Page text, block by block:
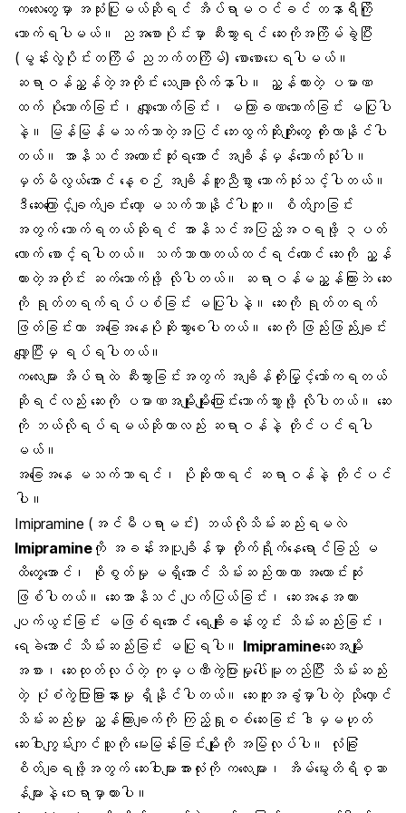
ကလေးတွေမှာ အသုံးပြုမယ်ဆိုရင် အိပ်ရာမဝင်ခင် တနာရီကြို
သောက်ရပါမယ်။ ညအစောပိုင်းမှာ ဆီးသွားရင် ဆေးကိုအကြိမ်ခွဲပြီး
(မွန်းလွဲပိုင်းတကြိမ် ညဘက်တကြိမ်) စောစောပေးရပါမယ်။
ဆရာဝန်ညွှန်တဲ့အတိုင်း သေချာလိုက်နာပါ။ ညွှန်ထားတဲ့ ပမာဏ
ထက် ပိုသောက်ခြင်း၊ လျှော့သောက်ခြင်း၊ မကြာခဏသောက်ခြင်း မပြုပါ
နဲ့။ မြန်မြန်မသက်သာတဲ့အပြင် ဘေးထွက်ဆိုးကျိုးတွေ တိုးလာနိုင်ပါ
တယ်။ အာနိသင်အကောင်းဆုံးရအောင် အချိန်မှန်သောက်သုံးပါ။
မှတ်မိလွယ်အောင် နေ့စဉ် အချိန်တူညီစွာ သောက်သုံးသင့်ပါတယ်။
ဒီဆေးကြောင့်ချက်ချင်းတော့ မသက်သာနိုင်ပါဘူး။ စိတ်ကျခြင်း
အတွက် သောက်ရတယ်ဆိုရင် အာနိသင်အပြည့်အဝရဖို့ ၃ပတ်
လောက် စောင့်ရပါတယ်။ သက်သာလာတယ်ထင်ရင်တောင် ဆေးကို ညွှန်
ထားတဲ့အတိုင်း ဆက်သောက်ဖို့ လိုပါတယ်။ ဆရာဝန်မညွှန်ကြားဘဲ ဆေး
ကို ရုတ်တရက်ရပ်ပစ်ခြင်း မပြုပါနဲ့။ ဆေးကို ရုတ်တရက်
ဖြတ်ခြင်းဟာ အခြေအနေပိုဆိုးသွားစေပါတယ်။ ဆေးကို ဖြည်းဖြည်းချင်း
လျှော့ပြီးမှ ရပ်ရပါတယ်။
ကလေးများ အိပ်ရာထဲ ဆီးသွားခြင်းအတွက် အချိန်တိုးမြှင့်သော်ကရတယ်
ဆိုရင်လည်း ဆေးကို ပမာဏအမျိုးမျိုးပြောင်းသောက်သွားဖို့ လိုပါတယ်။ ဆေး
ကို ဘယ်လိုရပ်ရမယ်ဆိုတာလည်း ဆရာဝန်နဲ့ တိုင်ပင်ရပါ
မယ်။
အခြေအနေ မသက်သာရင်၊ ပိုဆိုးလာရင် ဆရာဝန်နဲ့ တိုင်ပင်
ပါ။
Imipramine (အင်မီပရာမင်း) ဘယ်လိုသိမ်းဆည်းရမလဲ
Imipramineကို အခန်းအပူချိန်မှာ တိုက်ရိုက်နေရောင်ခြည် မ
ထိတွေ့အောင်၊ စိုစွတ်မှု မရှိအောင် သိမ်းဆည်းတာဟာ အကောင်းဆုံး
ဖြစ်ပါတယ်။ ဆေးအာနိသင် ပျက်ပြယ်ခြင်း၊ ဆေးအနေအထား
ပျက်ယွင်းခြင်း မဖြစ်ရအောင် ရေချိုးခန်းတွင်း သိမ်းဆည်းခြင်း၊
ရေခဲအောင် သိမ်းဆည်းခြင်း မပြုရပါ။ Imipramineဆေးအမျိုး
အစား၊ ဆေးထုတ်လုပ်တဲ့ ကုမ္ပဏီကွဲပြားမှုပေါ်မူတည်ပြီး သိမ်းဆည်း
တဲ့ ပုံစံကွဲပြားခြားနားမှု ရှိနိုင်ပါတယ်။ ဆေးဘူးအခွံမှာပါတဲ့ သိုလှောင်
သိမ်းဆည်းမှု ညွှန်ကြားချက်ကို ကြည့်ရှုစစ်ဆေးခြင်း ဒါမှမဟုတ်
ဆေးဝါးကျွမ်းကျင်သူကို မေးမြန်းခြင်းမျိုးကို အမြဲလုပ်ပါ။ လုံခြုံ
စိတ်ချရဖို့အတွက် ဆေးဝါးများအားလုံးကို ကလေးများ၊ အိမ်မွေးတိရိစ္ဆာ
န်များနဲ့ ဝေးရာမှာထားပါ။